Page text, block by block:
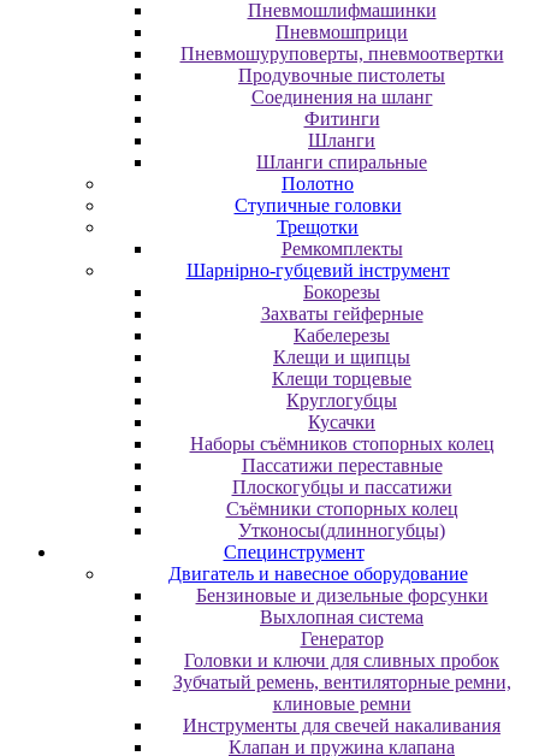
Пневмошлифмашинки
Пневмошприци
Пневмошуруповерты, пневмоотвертки
Продувочные пистолеты
Соединения на шланг
Фитинги
Шланги
Шланги спиральные
Полотно
Ступичные головки
Трещотки
Ремкомплекты
Шарнірно-губцевий інструмент
Бокорезы
Захваты гейферные
Кабелерезы
Клещи и щипцы
Клещи торцевые
Круглогубцы
Кусачки
Наборы съёмников стопорных колец
Пассатижи переставные
Плоскогубцы и пассатижи
Съёмники стопорных колец
Утконосы(длинногубцы)
Специнструмент
Двигатель и навесное оборудование
Бензиновые и дизельные форсунки
Выхлопная система
Генератор
Головки и ключи для сливных пробок
Зубчатый ремень, вентиляторные ремни,
клиновые ремни
Инструменты для свечей накаливания
Клапан и пружина клапана